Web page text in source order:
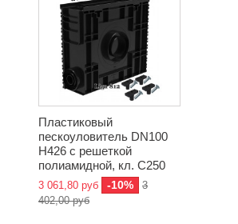
Пластиковый
пескоуловитель DN100
H426 с решеткой
полиамидной, кл. C250
3 061,80 руб -10%
3
402,00 руб